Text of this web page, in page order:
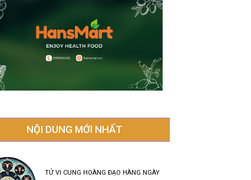
NỘI DUNG MỚI NHẤT
TỬ VI CUNG HOÀNG ĐẠO HÀNG NGÀY